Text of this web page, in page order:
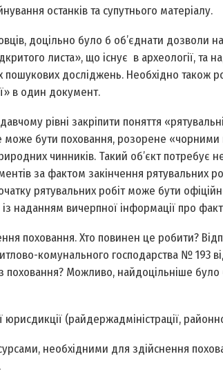
останків та супутнього матеріалу.
доцільно було б об’єднати дозволи
листа», що існує в археології, та
пошукових досліджень. Необхідно також
в один документ.
рівні закріпити поняття
бути поховання, розорене «чорними
чинників. Такий об’єкт
за фактом закінчення рятувальних
рятувальних робіт може бути
наданням вичерпної інформації про
поховання. Хто повинен це робити?
комунального господарства № 193
поховання? Можливо, найдоцільніше
(райдержадміністрації,
необхідними для здійснення